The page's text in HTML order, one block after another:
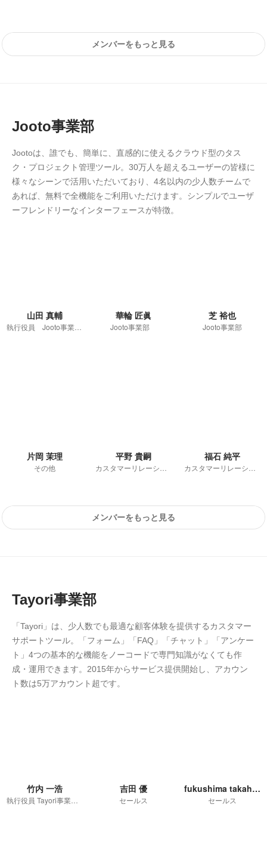
メンバーをもっと見る
Jooto事業部
Jootoは、誰でも、簡単に、直感的に使えるクラウド型のタス
ク・プロジェクト管理ツール。30万人を超えるユーザーの皆様に
様々なシーンで活用いただいており、4名以内の少人数チームで
あれば、無料で全機能をご利用いただけます。シンプルでユーザ
ーフレンドリーなインターフェースが特徴。
山田 真輔
執行役員 Jooto事業部長
華輪 匠眞
Jooto事業部
芝 裕也
Jooto事業部
片岡 茉理
その他
平野 貴嗣 福石 純平
メンバーをもっと見る
Tayori事業部
「Tayori」は、少人数でも最適な顧客体験を提供するカスタマー
サポートツール。「フォーム」「FAQ」「チャット」「アンケー
ト」4つの基本的な機能をノーコードで専門知識がなくても作
成・運用できます。2015年からサービス提供開始し、アカウン
ト数は5万アカウント超です。
竹内 一浩
執行役員 Tayori事業部 事業部長
吉田 優
セールス
fukushima takahiro
セールス